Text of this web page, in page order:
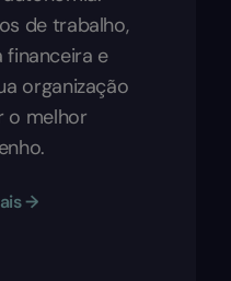
de trabalho,
financeira e
organização
o melhor
→